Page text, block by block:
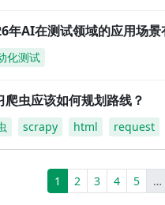
年AI在测试领域的应用场
化测试
爬虫应该如何规划路线？
scrapy html request
1 (current)
2 3 4 5 …